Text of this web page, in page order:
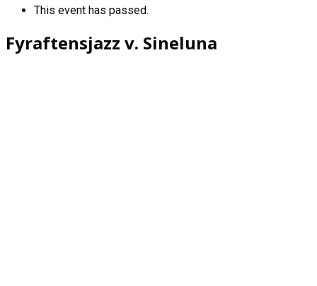
This event has passed.
Fyraftensjazz v. Sineluna